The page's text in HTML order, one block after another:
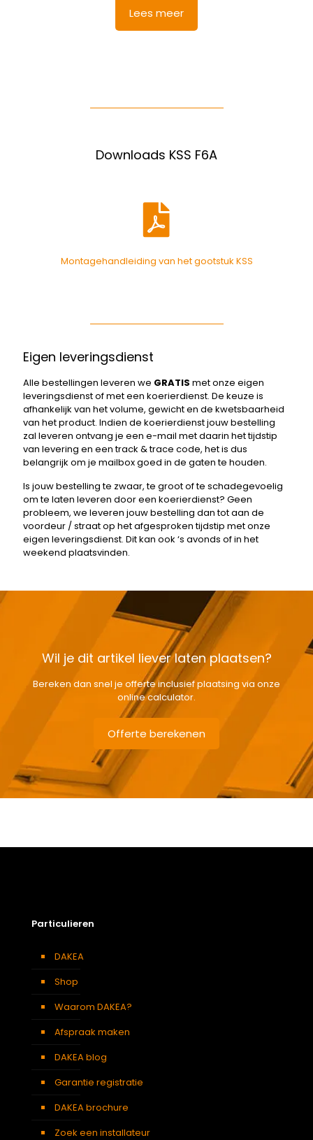
Lees meer
Downloads KSS F6A
Montagehandleiding van het gootstuk KSS
Eigen leveringsdienst
Alle bestellingen leveren we GRATIS met onze eigen
leveringsdienst of met een koerierdienst. De keuze is
afhankelijk van het volume, gewicht en de kwetsbaarheid
van het product. Indien de koerierdienst jouw bestelling
zal leveren ontvang je een e-mail met daarin het tijdstip
van levering en een track & trace code, het is dus
belangrijk om je mailbox goed in de gaten te houden.
Is jouw bestelling te zwaar, te groot of te schadegevoelig
om te laten leveren door een koerierdienst? Geen
probleem, we leveren jouw bestelling dan tot aan de
voordeur / straat op het afgesproken tijdstip met onze
eigen leveringsdienst. Dit kan ook ‘s avonds of in het
weekend plaatsvinden.
Wil je dit artikel liever laten plaatsen?
Bereken dan snel je offerte inclusief plaatsing via onze
online calculator.
Offerte berekenen
Particulieren
DAKEA
Shop
Waarom DAKEA?
Afspraak maken
DAKEA blog
Garantie registratie
DAKEA brochure
Zoek een installateur